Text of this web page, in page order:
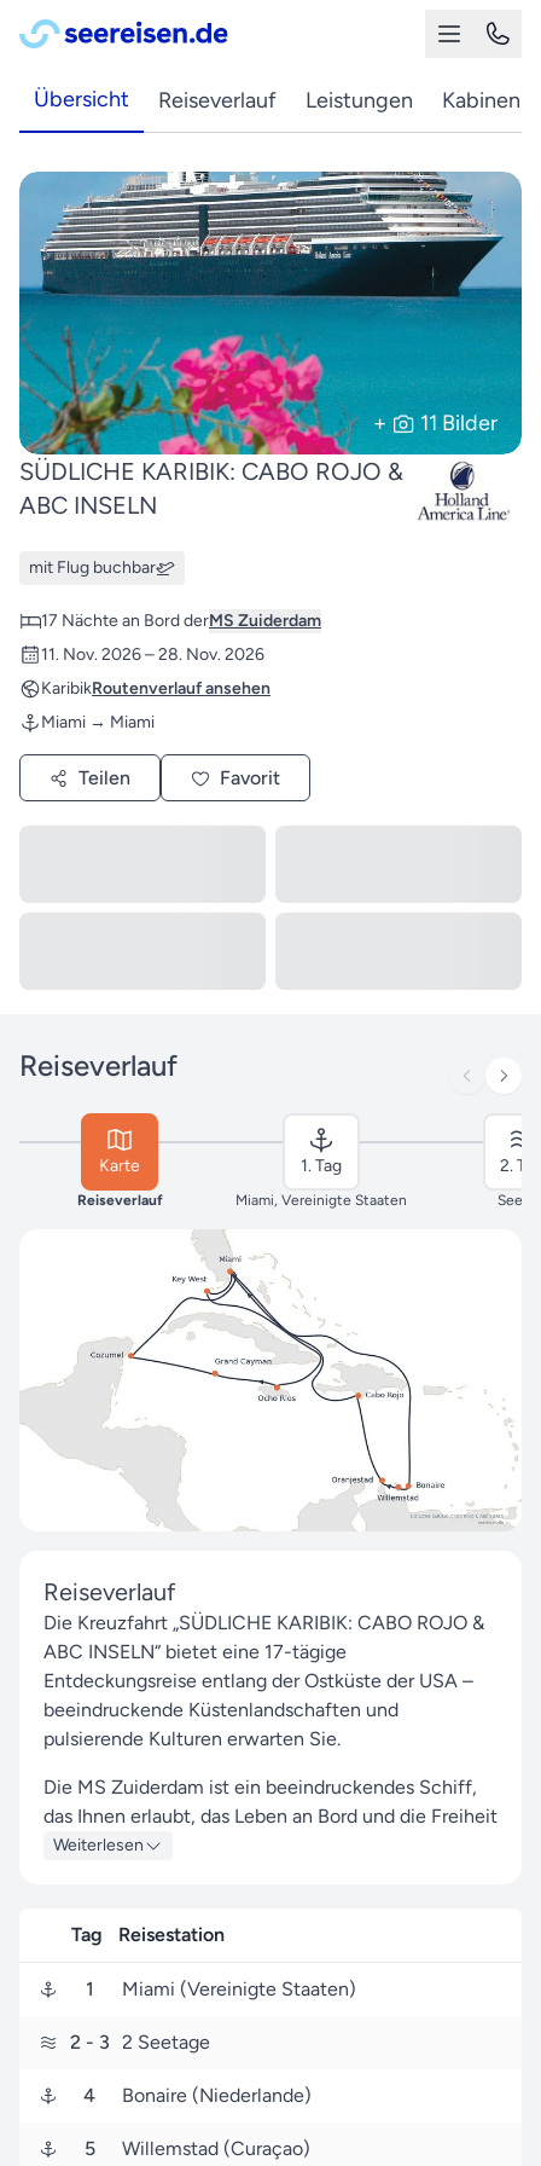
Übersicht Reiseverlauf Leistungen Kabinen
+ 11 Bilder
SÜDLICHE KARIBIK: CABO ROJO &
ABC INSELN
mit Flug buchbar
17 Nächte an Bord derMS Zuiderdam
11. Nov. 2026 – 28. Nov. 2026
KaribikRoutenverlauf ansehen
Miami → Miami
Teilen Favorit
Reiseverlauf
Karte
Reiseverlauf
1. Tag
Miami, Vereinigte Staaten
2.
Reiseverlauf
Die Kreuzfahrt „SÜDLICHE KARIBIK: CABO ROJO &
ABC INSELN“ bietet eine 17-tägige
Entdeckungsreise entlang der Ostküste der USA –
beeindruckende Küstenlandschaften und
pulsierende Kulturen erwarten Sie.
Die MS Zuiderdam ist ein beeindruckendes Schiff,
das Ihnen erlaubt, das Leben an Bord und die Freiheit
auf dem Wasser in vollen Zügen zu genießen.
faszinierenden Häfen von Miami, Willemstad und
Key West, die mit einzigartigen Sehenswürdigkeiten
und lebhaften Eindrücken auf Sie warten.
(USA) und endet nach 17 Tagen am 28. November
2026 wieder in Miami.
Lassen Sie sich von uns begleiten – als Ihr
Weiterlesen
Tag Reisestation
1 Miami (Vereinigte Staaten)
2 - 3 2 Seetage
4 Bonaire (Niederlande)
5 Willemstad (Curaçao)